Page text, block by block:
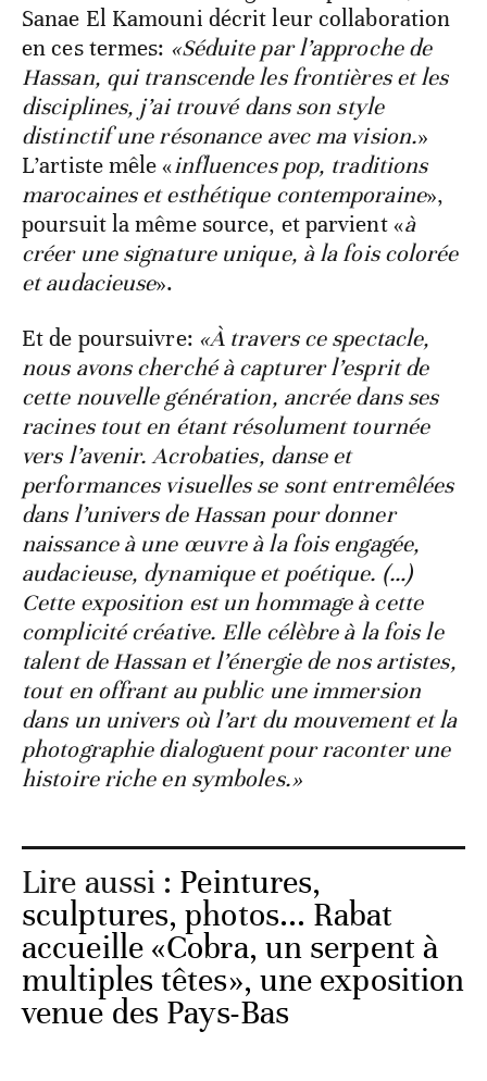
Sanae El Kamouni décrit leur collaboration
en ces termes: «Séduite par l’approche de
Hassan, qui transcende les frontières et les
disciplines, j’ai trouvé dans son style
distinctif une résonance avec ma vision.»
L’artiste mêle «influences pop, traditions
marocaines et esthétique contemporaine»,
poursuit la même source, et parvient «à
créer une signature unique, à la fois colorée
et audacieuse».
Et de poursuivre: «À travers ce spectacle,
nous avons cherché à capturer l’esprit de
cette nouvelle génération, ancrée dans ses
racines tout en étant résolument tournée
vers l’avenir. Acrobaties, danse et
performances visuelles se sont entremêlées
dans l’univers de Hassan pour donner
naissance à une œuvre à la fois engagée,
audacieuse, dynamique et poétique. (…)
Cette exposition est un hommage à cette
complicité créative. Elle célèbre à la fois le
talent de Hassan et l’énergie de nos artistes,
tout en offrant au public une immersion
dans un univers où l’art du mouvement et la
photographie dialoguent pour raconter une
histoire riche en symboles.»
Lire aussi : Peintures,
sculptures, photos... Rabat
accueille «Cobra, un serpent à
multiples têtes», une exposition
venue des Pays-Bas